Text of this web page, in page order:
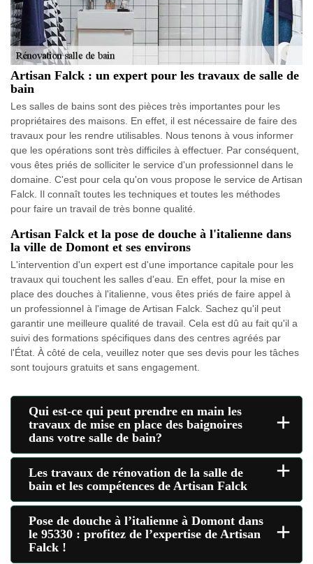
Artisan Falck : un expert pour les travaux de salle de
bain
Les salles de bains sont des pièces très importantes pour les
propriétaires des maisons. En effet, il est nécessaire de faire des
travaux pour les rendre utilisables. Nous tenons à vous informer
que les opérations sont très difficiles à effectuer. Par conséquent,
vous êtes priés de solliciter le service d'un professionnel dans le
domaine. C'est pour cela qu'on vous propose le service de Artisan
Falck. Il connaît toutes les techniques et toutes les méthodes
pour faire un travail de très bonne qualité.
Artisan Falck et la pose de douche à l'italienne dans
la ville de Domont et ses environs
L'intervention d'un expert est d'une importance capitale pour les
travaux qui touchent les salles d'eau. En effet, pour la mise en
place des douches à l'italienne, vous êtes priés de faire appel à
un professionnel à l'image de Artisan Falck. Sachez qu'il peut
garantir une meilleure qualité de travail. Cela est dû au fait qu'il a
suivi des formations spécifiques dans des centres agréés par
l'État. À côté de cela, veuillez noter que ses devis pour les tâches
sont toujours gratuits et sans engagement.
Qui est-ce qui peut prendre en main les
travaux de mise en place des baignoires
dans votre salle de bain?
+
Les travaux de rénovation de la salle de
bain et les compétences de Artisan Falck
+
Pose de douche à l’italienne à Domont dans
le 95330 : profitez de l’expertise de Artisan
Falck !
+